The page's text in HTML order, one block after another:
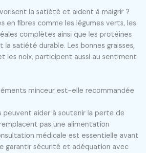
la satiété et aident à maigrir ?
en fibres comme les légumes verts, les
complètes ainsi que les protéines
la satiété durable. Les bonnes graisses,
les noix, participent aussi au sentiment
minceur est-elle recommandée
peuvent aider à soutenir la perte de
pas une alimentation
médicale est essentielle avant
garantir sécurité et adéquation avec